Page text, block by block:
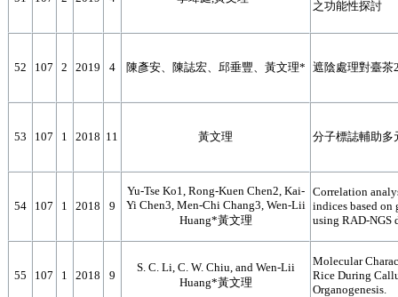
之功能性探討
52 107 2 2019 4 陳彥安、陳誌宏、邱垂豐、黃文理* 遮陰處理對臺茶
53 107 1 2018 11 黃文理 分子標誌輔助多
54 107 1 2018 9
Yu-Tse Ko1, Rong-Kuen Chen2, Kai-
Yi Chen3, Men-Chi Chang3, Wen-Lii
Huang*黃文理
Correlation
indices based
using RAD-NGS
55 107 1 2018 9
S. C. Li, C. W. Chiu, and Wen-Lii
Huang*黃文理
Molecular
Rice During
Organogenesis.